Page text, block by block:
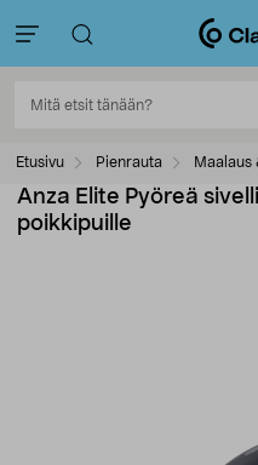
Etusivu Pienrauta Maalaus
Anza Elite Pyöreä
poikkipuille